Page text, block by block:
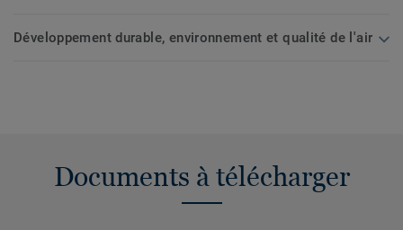
Développement durable, environnement et qualité de l'air
Documents à télécharger